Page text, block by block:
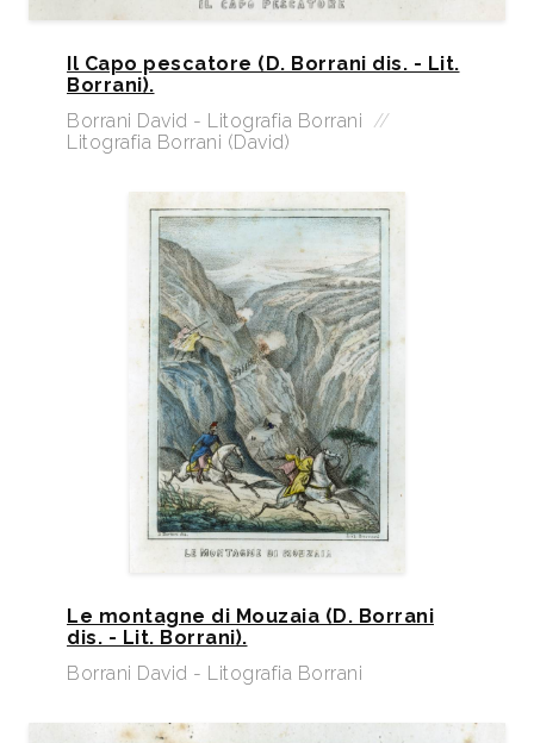
Il Capo pescatore (D. Borrani dis. - Lit.
Borrani).
Borrani David - Litografia Borrani //
Litografia Borrani (David)
Le montagne di Mouzaia (D. Borrani
dis. - Lit. Borrani).
Borrani David - Litografia Borrani